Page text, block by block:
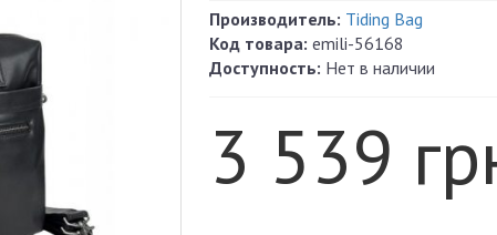
Производитель: Tiding Bag
Код товара: emili-56168
Доступность: Нет в наличии
3 539